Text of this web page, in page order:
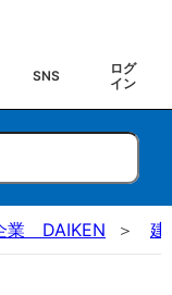
SNS
ログ
イン
業 DAIKEN 建